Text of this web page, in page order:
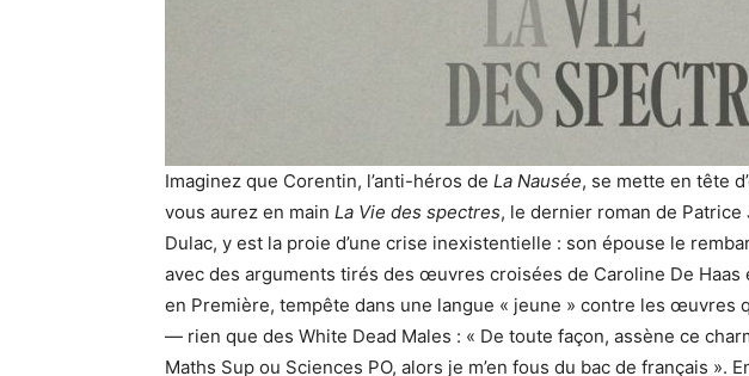
Imaginez que Corentin, l’anti-héros de La Nausée, se mette en tête
vous aurez en main La Vie des spectres, le dernier roman de Patrice
Dulac, y est la proie d’une crise inexistentielle : son épouse le
avec des arguments tirés des œuvres croisées de Caroline De Haas
en Première, tempête dans une langue « jeune » contre les œuvres
— rien que des White Dead Males : « De toute façon, assène ce
Maths Sup ou Sciences PO, alors je m’en fous du bac de français ».